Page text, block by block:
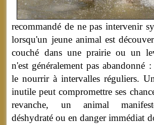
recommandé de ne pas intervenir
lorsqu'un jeune animal est
couché dans une prairie ou un
n'est généralement pas abandonné
le nourrir à intervalles réguliers.
inutile peut compromettre ses
revanche, un animal
déshydraté ou en danger immédiat